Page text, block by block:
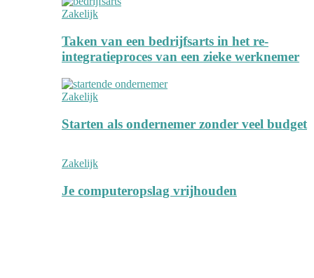
Zakelijk
Taken van een bedrijfsarts in het re-
integratieproces van een zieke werknemer
Zakelijk
Starten als ondernemer zonder veel budget
Zakelijk
Je computeropslag vrijhouden